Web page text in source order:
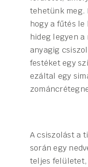
tehetünk meg.
hogy a fűtés
hideg legyen a
anyagig
festéket egy
ezáltal egy
A csiszolást a
során egy
teljes felületet,